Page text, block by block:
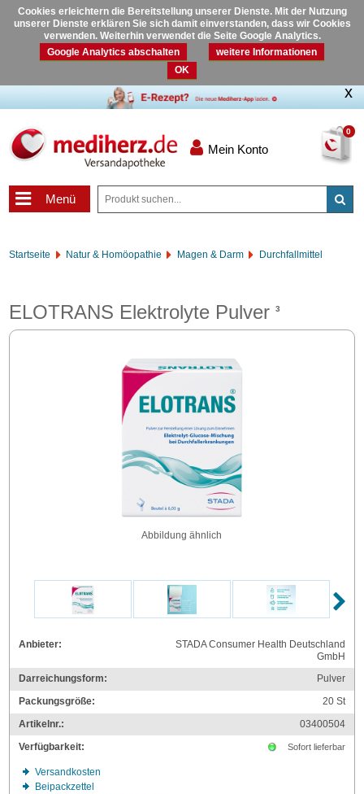
Cookies erleichtern die Bereitstellung unserer Dienste. Mit der Nutzung
unserer Dienste erklären Sie sich damit einverstanden, dass wir Cookies
verwenden. Weiterhin verwendet die Seite Google Analytics.
Google Analytics abschalten
weitere Informationen
OK
0
Mein Konto
Menü
Startseite Natur & Homöopathie Magen & Darm Durchfallmittel
ELOTRANS Elektrolyte Pulver3
Abbildung ähnlich
Anbieter:
STADA Consumer Health Deutschland
GmbH
Darreichungsform:
Pulver
Packungsgröße:
20St
Artikelnr.:
03400504
Verfügbarkeit:
Sofort lieferbar
Versandkosten
Beipackzettel